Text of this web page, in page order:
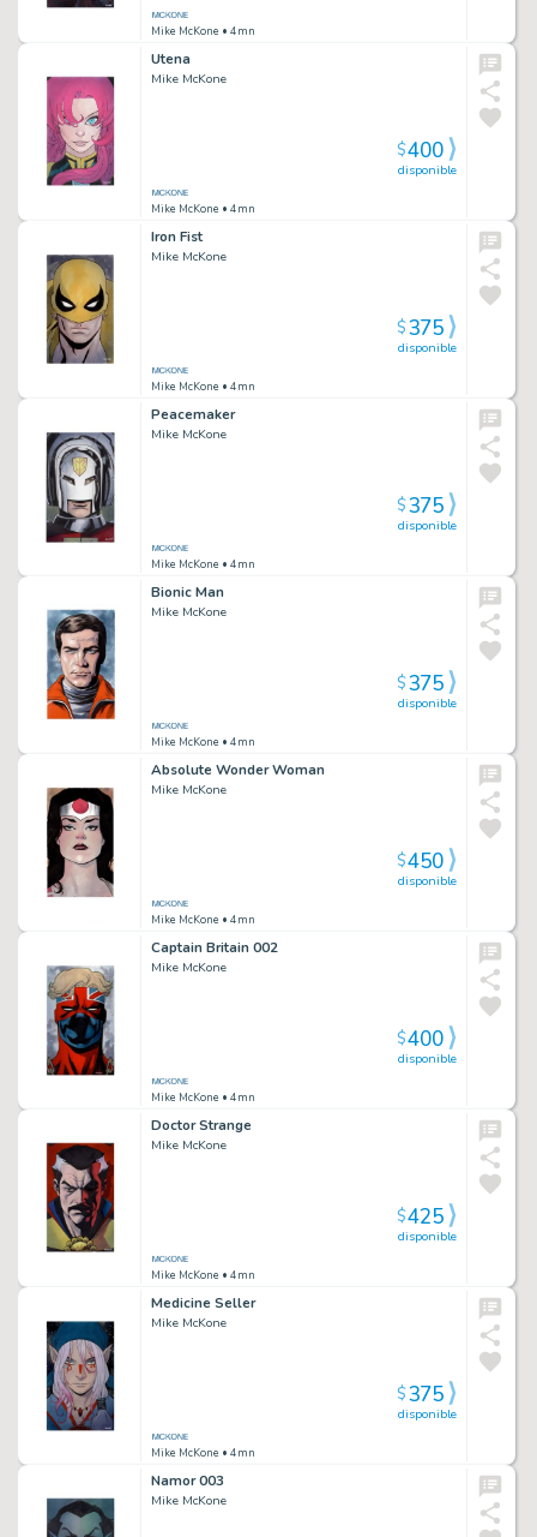
Mike McKone • 4mn
Utena
Mike McKone
Mike McKone • 4mn
disponible
$400
Iron Fist
Mike McKone
Mike McKone • 4mn
disponible
$375
Peacemaker
Mike McKone
Mike McKone • 4mn
disponible
$375
Bionic Man
Mike McKone
Mike McKone • 4mn
disponible
$375
Absolute Wonder Woman
Mike McKone
Mike McKone • 4mn
disponible
$450
Captain Britain 002
Mike McKone
Mike McKone • 4mn
disponible
$400
Doctor Strange
Mike McKone
Mike McKone • 4mn
disponible
$425
Medicine Seller
Mike McKone
Mike McKone • 4mn
disponible
$375
Namor 003
Mike McKone